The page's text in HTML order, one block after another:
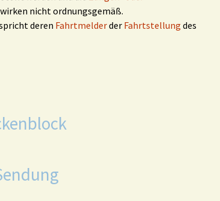
nicht ordnungsgemäß.
deren Fahrtmelderder Fahrtstellung des